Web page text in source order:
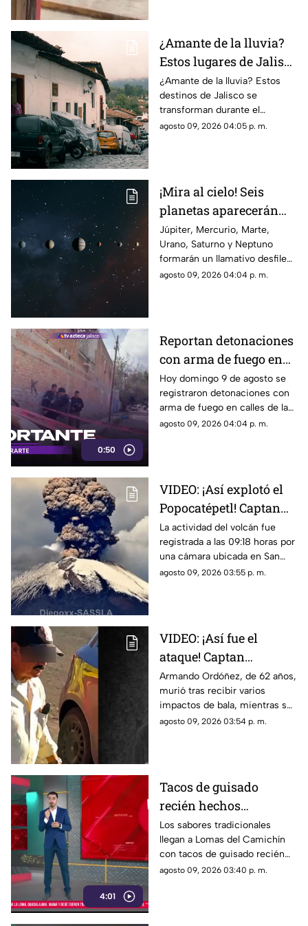
¿Amante de la lluvia?
Estos lugares de Jalisco
se disfrutan más
durante el temporal
¿Amante de la lluvia? Estos
destinos de Jalisco se
transforman durante el
temporal y ofrecen paisajes
agosto 09, 2026 04:05 p. m.
¡Mira al cielo! Seis
planetas aparecerán
juntos el 12 de agosto
Júpiter, Mercurio, Marte,
Urano, Saturno y Neptuno
formarán un llamativo desfile
planetario durante las primeras
agosto 09, 2026 04:04 p. m.
0:50
Reportan detonaciones
con arma de fuego en
Tlaquepaque; hay un
hombre muerto
Hoy domingo 9 de agosto se
registraron detonaciones con
arma de fuego en calles de la
colonia El Campesino en
agosto 09, 2026 04:04 p. m.
VIDEO: ¡Así explotó el
Popocatépetl! Captan
impresionante
momento desde Puebla
La actividad del volcán fue
registrada a las 09:18 horas por
una cámara ubicada en San
Pedro Benito Juárez.
agosto 09, 2026 03:55 p. m.
VIDEO: ¡Así fue el
ataque! Captan
agresión armada
contra padre e hijo en
Chihuahua
Armando Ordóñez, de 62 años,
murió tras recibir varios
impactos de bala, mientras su
hijo Isaac, de 34, permanece
agosto 09, 2026 03:54 p. m.
4:01
Tacos de guisado
recién hechos
conquistan a vecinos
de Lomas del Camichín
en Tonalá
Los sabores tradicionales
llegan a Lomas del Camichín
con tacos de guisado recién
preparados, una opción ideal
agosto 09, 2026 03:40 p. m.